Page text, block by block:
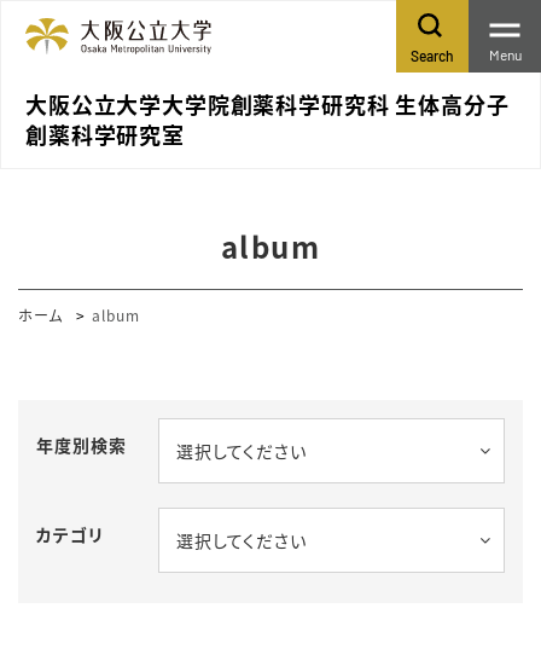
大阪公立大学大学院創薬科学研究科 生体高分子
創薬科学研究室
Search Menu
album
ホーム album
年度別検索 選択してください
カテゴリ 選択してください